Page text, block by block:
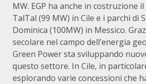
MW. EGP ha anche in costruzione
TalTal (99 MW) in Cile e i parchi di
Dominica (100MW) in Messico.
secolare nel campo dell’energia
Green Power sta sviluppando
questo settore. In Cile, in
esplorando varie concessioni che